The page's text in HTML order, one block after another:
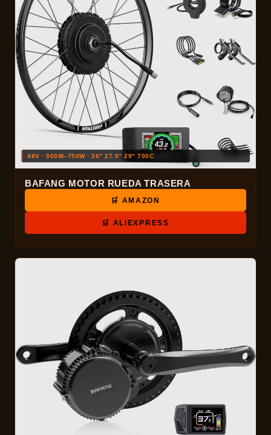
48V · 500W–750W · 26″ 27.5″ 29″ 700C
BAFANG MOTOR RUEDA TRASERA
🛒 AMAZON
🛒 ALIEXPRESS